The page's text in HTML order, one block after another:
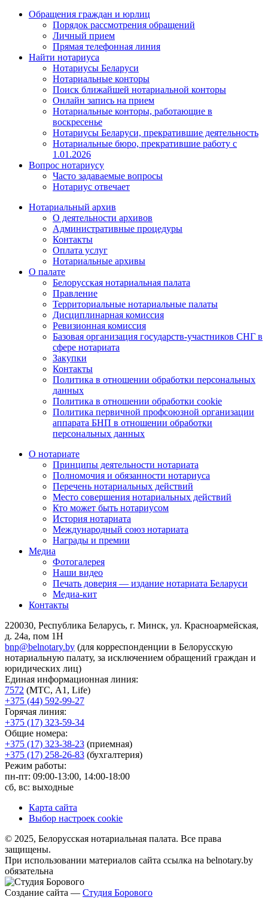
Обращения граждан и юрлиц
Порядок рассмотрения обращений
Личный прием
Прямая телефонная линия
Найти нотариуса
Нотариусы Беларуси
Нотариальные конторы
Поиск ближайшей нотариальной конторы
Онлайн запись на прием
Нотариальные конторы, работающие в
воскресенье
Нотариусы Беларуси, прекратившие деятельность
Нотариальные бюро, прекратившие работу с
1.01.2026
Вопрос нотариусу
Часто задаваемые вопросы
Нотариус отвечает
Нотариальный архив
О деятельности архивов
Административные процедуры
Контакты
Оплата услуг
Нотариальные архивы
О палате
Белорусская нотариальная палата
Правление
Территориальные нотариальные палаты
Дисциплинарная комиссия
Ревизионная комиссия
Базовая организация государств-участников СНГ в
сфере нотариата
Закупки
Контакты
Политика в отношении обработки персональных
данных
Политика в отношении обработки cookie
Политика первичной профсоюзной организации
аппарата БНП в отношении обработки
персональных данных
О нотариате
Принципы деятельности нотариата
Полномочия и обязанности нотариуса
Перечень нотариальных действий
Место совершения нотариальных действий
Кто может быть нотариусом
История нотариата
Международный союз нотариата
Награды и премии
Медиа
Фотогалерея
Наши видео
Печать доверия — издание нотариата Беларуси
Медиа-кит
Контакты
220030, Республика Беларусь, г. Минск, ул. Красноармейская,
д. 24а, пом 1Н
bnp@belnotary.by (для корреспонденции в Белорусскую
нотариальную палату, за исключением обращений граждан и
юридических лиц)
Единая информационная линия:
7572 (МТС, A1, Life)
+375 (44) 592-99-27
Горячая линия:
+375 (17) 323-59-34
Общие номера:
+375 (17) 323-38-23 (приемная)
+375 (17) 258-26-83 (бухгалтерия)
Режим работы:
пн-пт: 09:00-13:00, 14:00-18:00
сб, вс: выходные
Карта сайта
Выбор настроек cookie
© 2025, Белорусская нотариальная палата. Все права
защищены.
При использовании материалов сайта ссылка на belnotary.by
обязательна
Создание сайта — Студия Борового